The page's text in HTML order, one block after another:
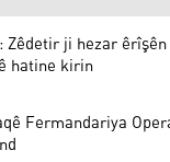
ji hezar
hatine kirin
Fermandariya